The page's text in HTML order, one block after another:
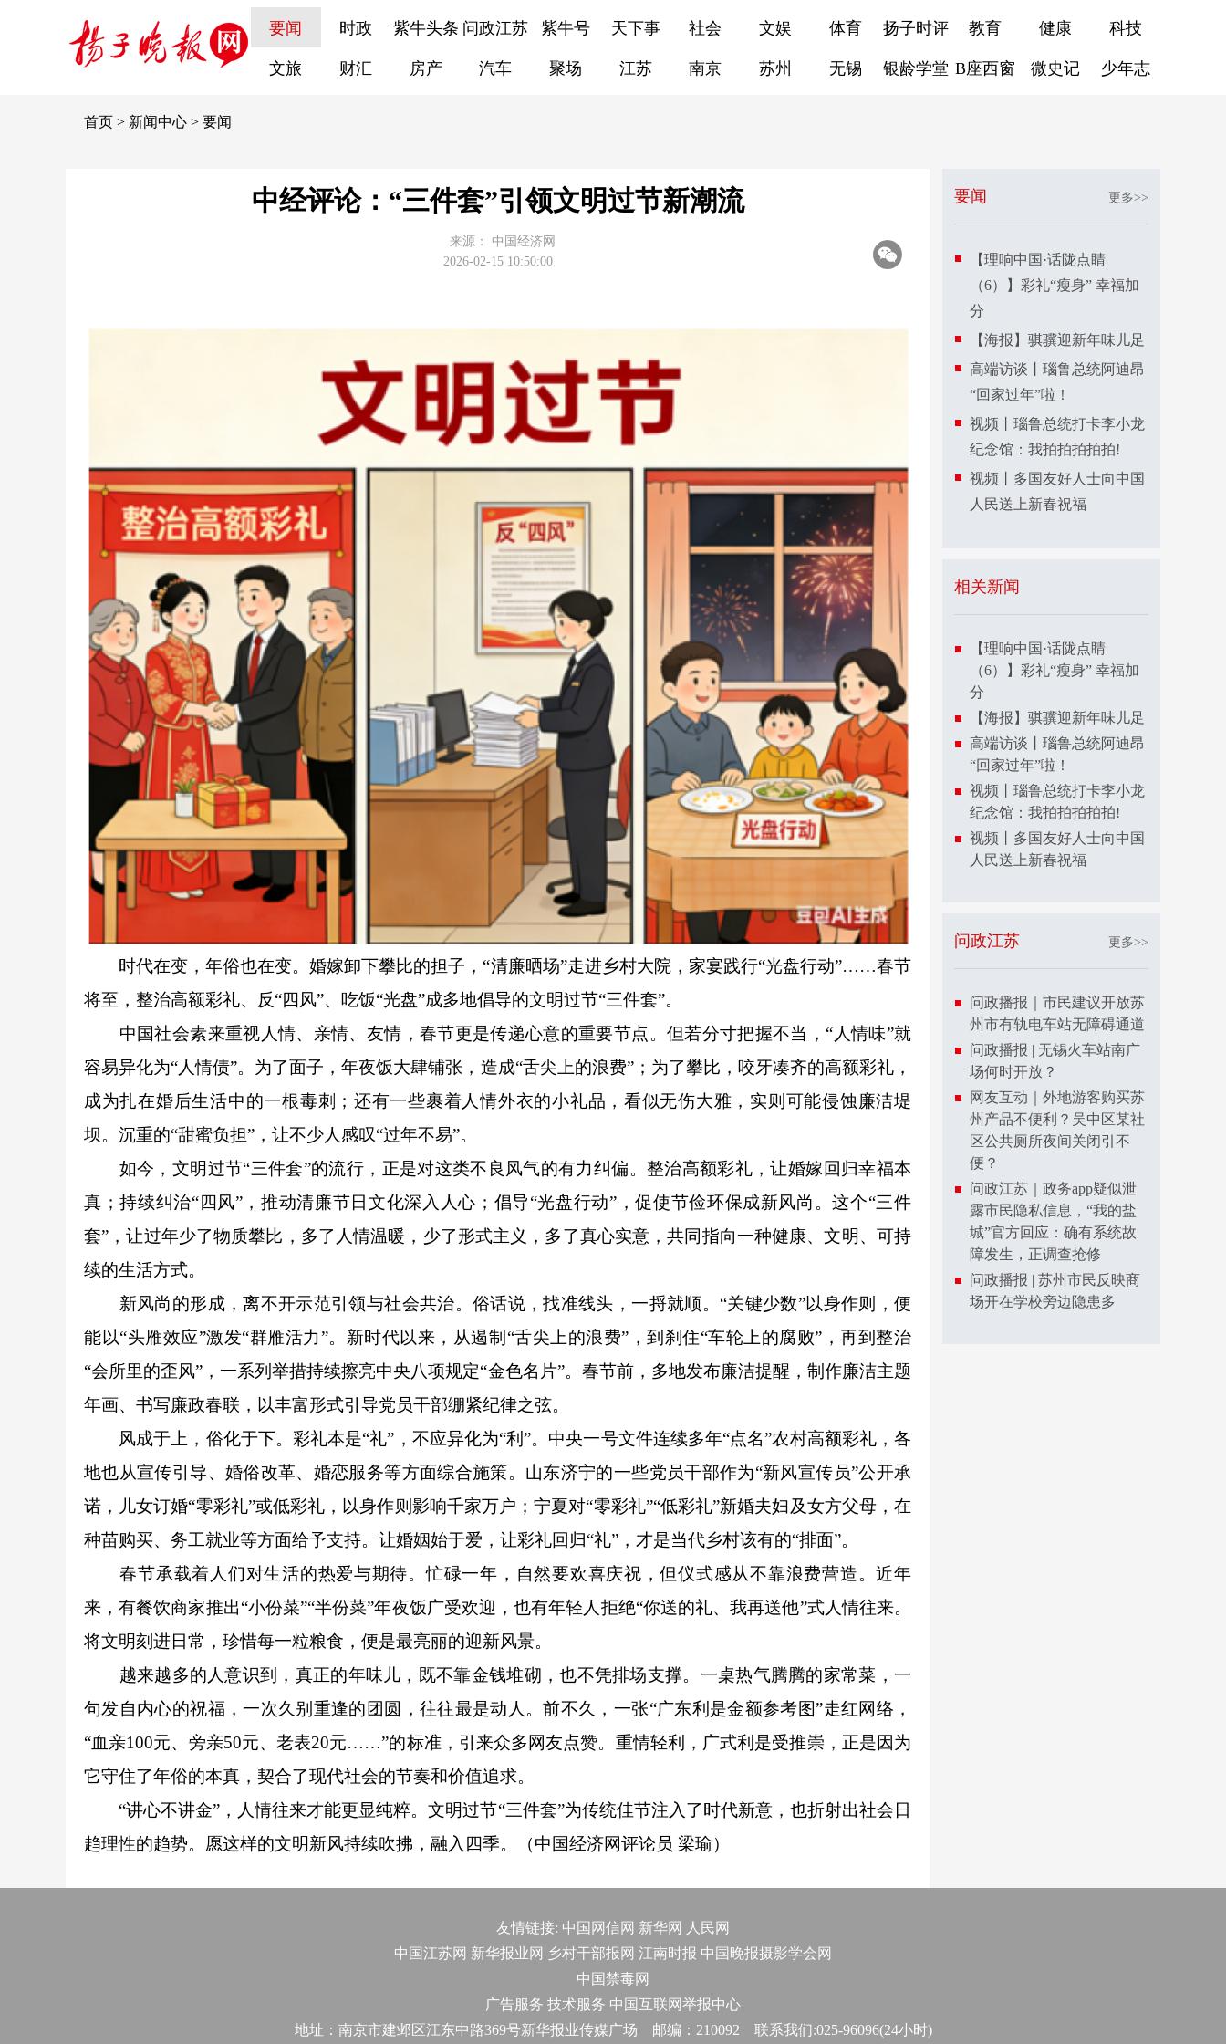
要闻 时政 紫牛头条 问政江苏 紫牛号 天下事 社会 文娱 体育 扬子时评 教育 健康 科技
文旅 财汇 房产 汽车 聚场 江苏 南京 苏州 无锡 银龄学堂 B座西窗 微史记 少年志
首页 > 新闻中心 > 要闻
中经评论：“三件套”引领文明过节新潮流
来源：
中国经济网
2026-02-15 10:50:00
时代在变，年俗也在变。婚嫁卸下攀比的担子，“清廉晒场”走进乡村大院，家宴践行“光盘行动”……春节
将至，整治高额彩礼、反“四风”、吃饭“光盘”成多地倡导的文明过节“三件套”。
中国社会素来重视人情、亲情、友情，春节更是传递心意的重要节点。但若分寸把握不当，“人情味”就
容易异化为“人情债”。为了面子，年夜饭大肆铺张，造成“舌尖上的浪费”；为了攀比，咬牙凑齐的高额彩礼，
成为扎在婚后生活中的一根毒刺；还有一些裹着人情外衣的小礼品，看似无伤大雅，实则可能侵蚀廉洁堤
坝。沉重的“甜蜜负担”，让不少人感叹“过年不易”。
如今，文明过节“三件套”的流行，正是对这类不良风气的有力纠偏。整治高额彩礼，让婚嫁回归幸福本
真；持续纠治“四风”，推动清廉节日文化深入人心；倡导“光盘行动”，促使节俭环保成新风尚。这个“三件
套”，让过年少了物质攀比，多了人情温暖，少了形式主义，多了真心实意，共同指向一种健康、文明、可持
续的生活方式。
新风尚的形成，离不开示范引领与社会共治。俗话说，找准线头，一捋就顺。“关键少数”以身作则，便
能以“头雁效应”激发“群雁活力”。新时代以来，从遏制“舌尖上的浪费”，到刹住“车轮上的腐败”，再到整治
“会所里的歪风”，一系列举措持续擦亮中央八项规定“金色名片”。春节前，多地发布廉洁提醒，制作廉洁主题
年画、书写廉政春联，以丰富形式引导党员干部绷紧纪律之弦。
风成于上，俗化于下。彩礼本是“礼”，不应异化为“利”。中央一号文件连续多年“点名”农村高额彩礼，各
地也从宣传引导、婚俗改革、婚恋服务等方面综合施策。山东济宁的一些党员干部作为“新风宣传员”公开承
诺，儿女订婚“零彩礼”或低彩礼，以身作则影响千家万户；宁夏对“零彩礼”“低彩礼”新婚夫妇及女方父母，在
种苗购买、务工就业等方面给予支持。让婚姻始于爱，让彩礼回归“礼”，才是当代乡村该有的“排面”。
春节承载着人们对生活的热爱与期待。忙碌一年，自然要欢喜庆祝，但仪式感从不靠浪费营造。近年
来，有餐饮商家推出“小份菜”“半份菜”年夜饭广受欢迎，也有年轻人拒绝“你送的礼、我再送他”式人情往来。
将文明刻进日常，珍惜每一粒粮食，便是最亮丽的迎新风景。
越来越多的人意识到，真正的年味儿，既不靠金钱堆砌，也不凭排场支撑。一桌热气腾腾的家常菜，一
句发自内心的祝福，一次久别重逢的团圆，往往最是动人。前不久，一张“广东利是金额参考图”走红网络，
“血亲100元、旁亲50元、老表20元……”的标准，引来众多网友点赞。重情轻利，广式利是受推崇，正是因为
它守住了年俗的本真，契合了现代社会的节奏和价值追求。
“讲心不讲金”，人情往来才能更显纯粹。文明过节“三件套”为传统佳节注入了时代新意，也折射出社会日
趋理性的趋势。愿这样的文明新风持续吹拂，融入四季。（中国经济网评论员 梁瑜）
要闻 更多>>
【理响中国·话陇点睛
（6）】彩礼“瘦身” 幸福加
分
【海报】骐骥迎新年味儿足
高端访谈丨瑙鲁总统阿迪昂
“回家过年”啦！
视频丨瑙鲁总统打卡李小龙
纪念馆：我拍拍拍拍拍!
视频丨多国友好人士向中国
人民送上新春祝福
相关新闻
【理响中国·话陇点睛
（6）】彩礼“瘦身” 幸福加
分
【海报】骐骥迎新年味儿足
高端访谈丨瑙鲁总统阿迪昂
“回家过年”啦！
视频丨瑙鲁总统打卡李小龙
纪念馆：我拍拍拍拍拍!
视频丨多国友好人士向中国
人民送上新春祝福
问政江苏 更多>>
问政播报｜市民建议开放苏
州市有轨电车站无障碍通道
问政播报 | 无锡火车站南广
场何时开放？
网友互动｜外地游客购买苏
州产品不便利？吴中区某社
区公共厕所夜间关闭引不
便？
问政江苏｜政务app疑似泄
露市民隐私信息，“我的盐
城”官方回应：确有系统故
障发生，正调查抢修
问政播报 | 苏州市民反映商
场开在学校旁边隐患多
友情链接: 中国网信网 新华网
人民网
中国江苏网 新华报业网 乡村干部报网 江南时报 中国晚报摄影学会网
中国禁毒网
广告服务 技术服务 中国互联网举报中心
地址：南京市建邺区江东中路369号新华报业传媒广场 邮编：210092 联系我们:025-96096(24小时)